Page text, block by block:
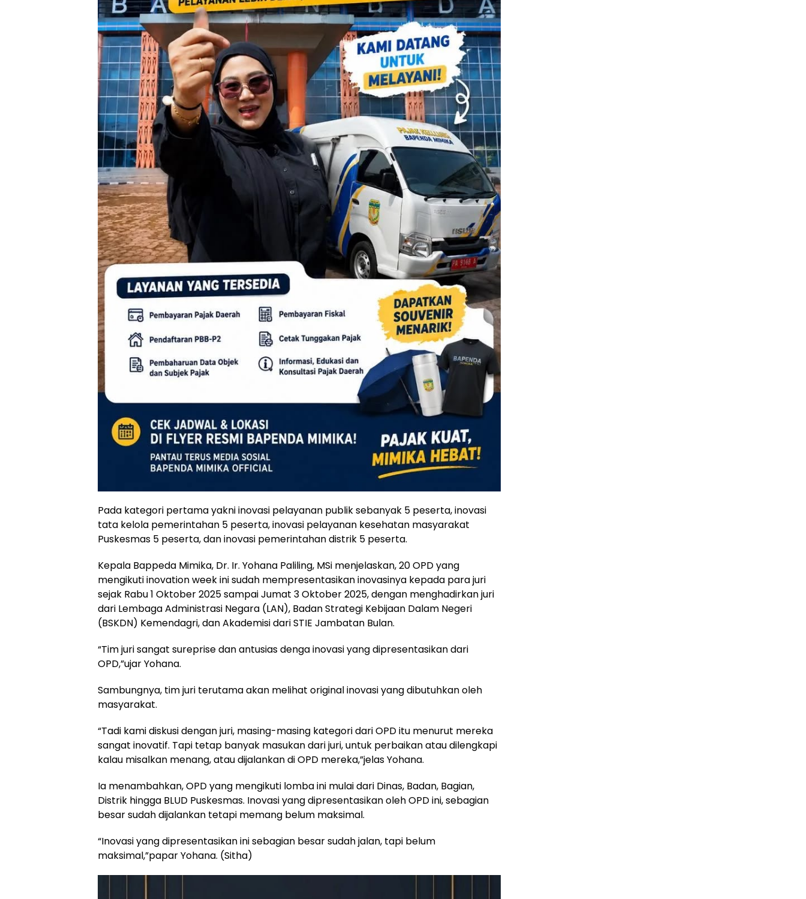
Pada kategori pertama yakni inovasi pelayanan publik sebanyak 5 peserta, inovasi
tata kelola pemerintahan 5 peserta, inovasi pelayanan kesehatan masyarakat
Puskesmas 5 peserta, dan inovasi pemerintahan distrik 5 peserta.
Kepala Bappeda Mimika, Dr. Ir. Yohana Paliling, MSi menjelaskan, 20 OPD yang
mengikuti inovation week ini sudah mempresentasikan inovasinya kepada para juri
sejak Rabu 1 Oktober 2025 sampai Jumat 3 Oktober 2025, dengan menghadirkan juri
dari Lembaga Administrasi Negara (LAN), Badan Strategi Kebijaan Dalam Negeri
(BSKDN) Kemendagri, dan Akademisi dari STIE Jambatan Bulan.
“Tim juri sangat sureprise dan antusias denga inovasi yang dipresentasikan dari
OPD,”ujar Yohana.
Sambungnya, tim juri terutama akan melihat original inovasi yang dibutuhkan oleh
masyarakat.
“Tadi kami diskusi dengan juri, masing-masing kategori dari OPD itu menurut mereka
sangat inovatif. Tapi tetap banyak masukan dari juri, untuk perbaikan atau dilengkapi
kalau misalkan menang, atau dijalankan di OPD mereka,”jelas Yohana.
Ia menambahkan, OPD yang mengikuti lomba ini mulai dari Dinas, Badan, Bagian,
Distrik hingga BLUD Puskesmas. Inovasi yang dipresentasikan oleh OPD ini, sebagian
besar sudah dijalankan tetapi memang belum maksimal.
“Inovasi yang dipresentasikan ini sebagian besar sudah jalan, tapi belum
maksimal,”papar Yohana. (Sitha)